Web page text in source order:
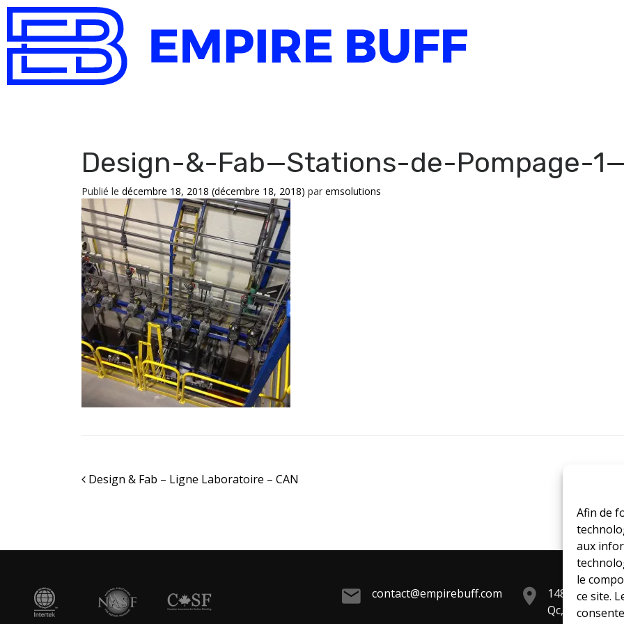
Afin de
aux
le
ce site.
Design-&-Fab—Stations-de-Pompage-
Publié le décembre 18, 2018 (décembre 18, 2018) par emsolutions
Navigation
Design & Fab – Ligne Laboratoire – CAN
contact@empirebuff.com
1485 St-
Qc, H7L 3N6